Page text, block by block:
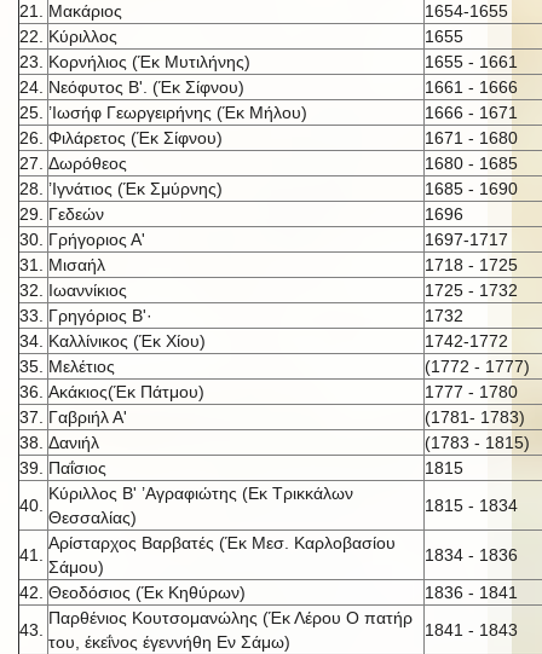
21.
Μακάριος
1654-1655
22.
Κύριλλος
1655
23.
Κορνήλιος (Έκ Μυτιλήνης)
1655 - 1661
24. Νεόφυτος Β'. (Έκ Σίφνου)
1661 - 1666
25. ’Ιωσήφ Γεωργειρήνης (Έκ Μήλου)
1666 - 1671
26. Φιλάρετος (Έκ Σίφνου)
1671 - 1680
27. Δωρόθεος
1680 - 1685
28.
’Ιγνάτιος (Έκ Σμύρνης)
1685 - 1690
29. Γεδεών
1696
30. Γρήγοριος Α'
1697-1717
31.
Μισαήλ
1718 - 1725
32.
Ιωαννίκιος
1725 - 1732
33.
Γρηγόριος Β'·
1732
34. Καλλίνικος (Έκ Χίου)
1742-1772
35. Μελέτιος
(1772 - 1777)
36. Ακάκιος(Έκ Πάτμου)
1777 - 1780
37.
Γαβριήλ Α'
(1781- 1783)
38. Δανιήλ
(1783 - 1815)
39. Παΐσιος
1815
40.
Κύριλλος Β' ’Αγραφιώτης (Εκ Τρικκάλων
Θεσσαλίας)
1815 - 1834
41.
Αρίσταρχος Βαρβατές (Έκ Μεσ. Καρλοβασίου
Σάμου)
1834 - 1836
42. Θεοδόσιος (Έκ Κηθύρων)
1836 - 1841
43.
Παρθένιος Κουτσομανώλης (Έκ Λέρου Ο πατήρ
του, έκεΐνος έγεννήθη Εν Σάμω)
1841 - 1843